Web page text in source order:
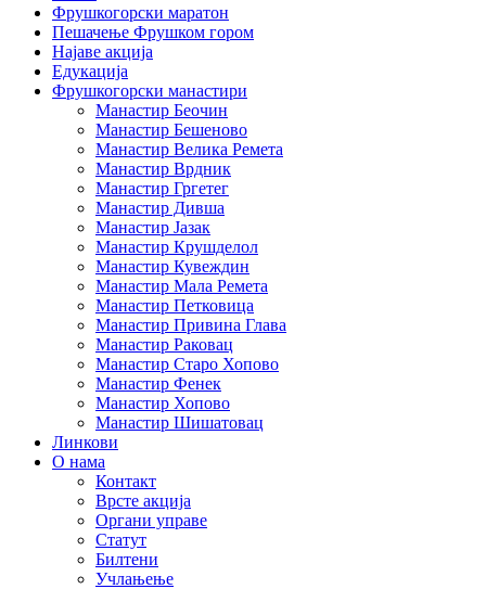
Фрушкогорски маратон
Пешачење Фрушком гором
Најаве акција
Едукација
Фрушкогорски манастири
Манастир Беочин
Манастир Бешеново
Манастир Велика Ремета
Манастир Врдник
Манастир Гргетег
Манастир Дивша
Манастир Јазак
Манастир Крушделол
Манастир Кувеждин
Манастир Мала Ремета
Манастир Петковица
Манастир Привина Глава
Манастир Раковац
Манастир Старо Хопово
Манастир Фенек
Манастир Хопово
Манастир Шишатовац
Линкови
О нама
Контакт
Врсте акција
Органи управе
Статут
Билтени
Учлањење